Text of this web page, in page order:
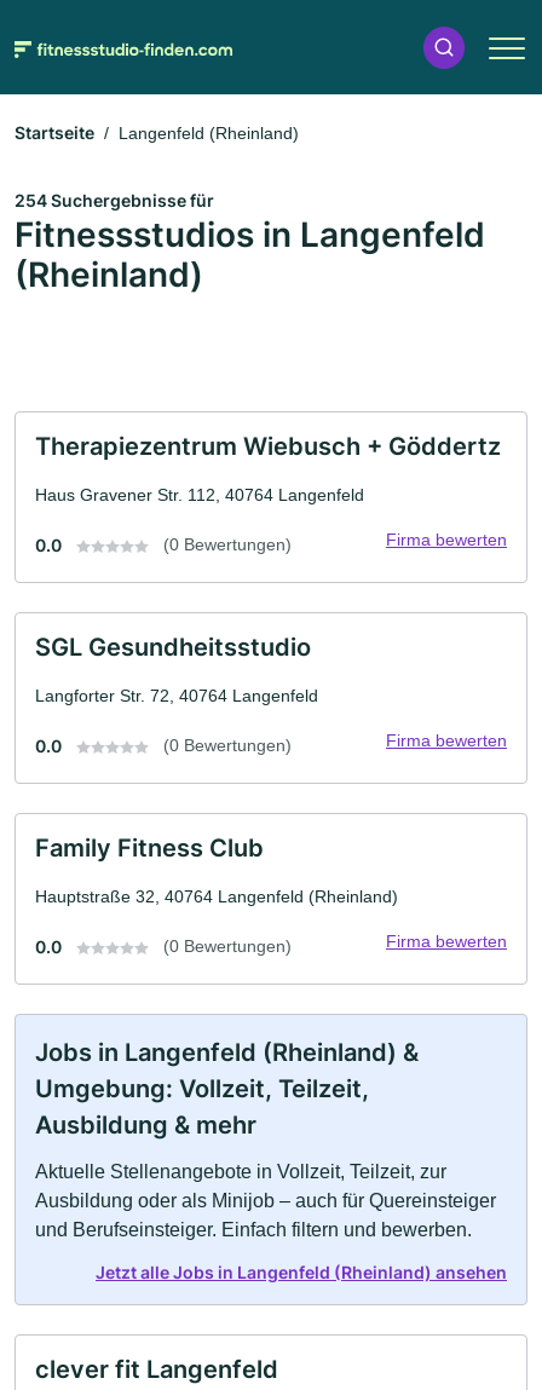
Startseite Langenfeld (Rheinland)
254 Suchergebnisse für
Fitnessstudios in Langenfeld
(Rheinland)
Therapiezentrum Wiebusch + Göddertz
Haus Gravener Str. 112, 40764 Langenfeld
0.0 (0 Bewertungen) Firma bewerten
SGL Gesundheitsstudio
Langforter Str. 72, 40764 Langenfeld
0.0 (0 Bewertungen) Firma bewerten
Family Fitness Club
Hauptstraße 32, 40764 Langenfeld (Rheinland)
0.0 (0 Bewertungen) Firma bewerten
Jobs in Langenfeld (Rheinland) &
Umgebung: Vollzeit, Teilzeit,
Ausbildung & mehr
Aktuelle Stellenangebote in Vollzeit, Teilzeit, zur
Ausbildung oder als Minijob – auch für Quereinsteiger
und Berufseinsteiger. Einfach filtern und bewerben.
Jetzt alle Jobs in Langenfeld (Rheinland) ansehen
clever fit Langenfeld